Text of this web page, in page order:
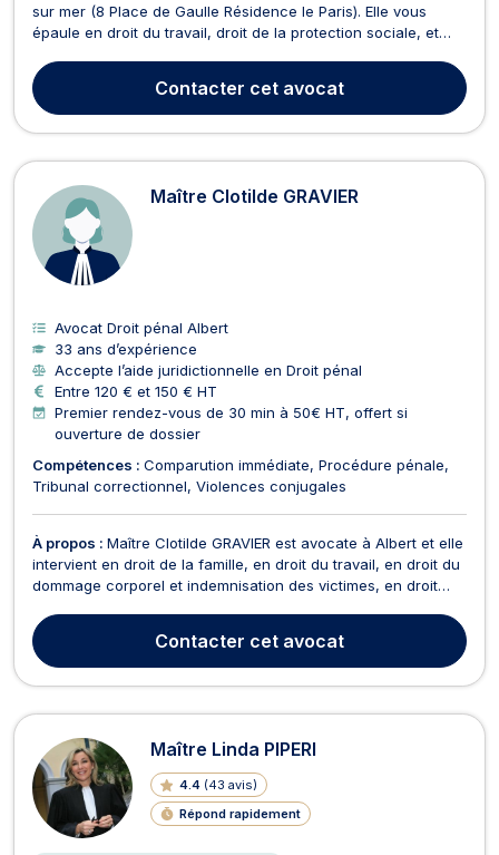
sur mer (8 Place de Gaulle Résidence le Paris). Elle vous
épaule en droit du travail, droit de la protection sociale, et
ainsi qu’en droit pénal. Maître Sabrina ZAKRAOUI vous
conseille en droit du travail dans la r...
Contacter cet avocat
Maître Clotilde GRAVIER
Avocat Droit pénal Albert
33 ans d’expérience
Accepte l’aide juridictionnelle en Droit pénal
Entre 120 € et 150 € HT
Premier rendez-vous de 30 min à 50€ HT, offert si
ouverture de dossier
Compétences : Comparution immédiate Procédure pénale
Tribunal correctionnel Violences conjugales
À propos : Maître Clotilde GRAVIER est avocate à Albert et elle
intervient en droit de la famille, en droit du travail, en droit du
dommage corporel et indemnisation des victimes, en droit
de créance, saisie et procédure d’exécution. Maître Clotilde
GRAVIER opère en droit de...
Contacter cet avocat
Maître Linda PIPERI
4.4 (43 avis)
Répond rapidement